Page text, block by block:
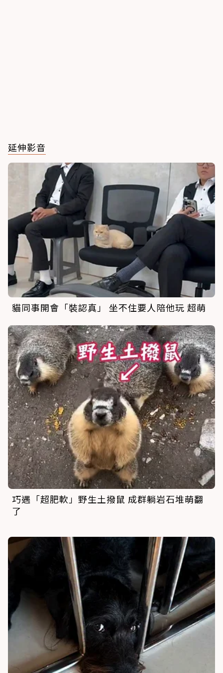
延伸影音
貓同事開會「裝認真」 坐不住要人陪他玩 超萌
巧遇「超肥軟」野生土撥鼠 成群躺岩石堆萌翻
了